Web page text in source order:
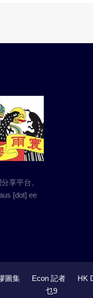
享平台。
[dot] ee
圖集 Econ 記者 HK
乜9